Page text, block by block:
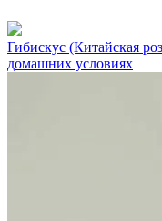
Гибискус (Китайская
домашних условиях